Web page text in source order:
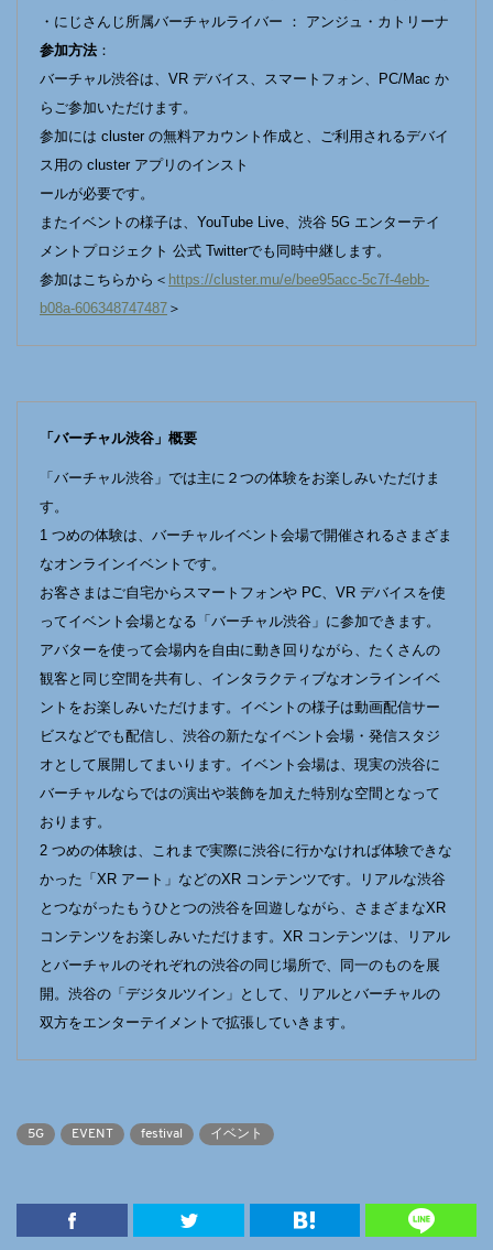
・にじさんじ所属バーチャルライバー ： アンジュ・カトリーナ
参加方法：
バーチャル渋谷は、VR デバイス、スマートフォン、PC/Mac か
らご参加いただけます。
参加には cluster の無料アカウント作成と、ご利用されるデバイ
ス用の cluster アプリのインスト
ールが必要です。
またイベントの様子は、YouTube Live、渋谷 5G エンターテイ
メントプロジェクト 公式 Twitterでも同時中継します。
参加はこちらから＜ https://cluster.mu/e/bee95acc-5c7f-4ebb-
b08a-606348747487 ＞
「バーチャル渋谷」概要
「バーチャル渋谷」では主に２つの体験をお楽しみいただけま
す。
1 つめの体験は、バーチャルイベント会場で開催されるさまざま
なオンラインイベントです。
お客さまはご自宅からスマートフォンや PC、VR デバイスを使
ってイベント会場となる「バーチャル渋谷」に参加できます。
アバターを使って会場内を自由に動き回りながら、たくさんの
観客と同じ空間を共有し、インタラクティブなオンラインイベ
ントをお楽しみいただけます。イベントの様子は動画配信サー
ビスなどでも配信し、渋谷の新たなイベント会場・発信スタジ
オとして展開してまいります。イベント会場は、現実の渋谷に
バーチャルならではの演出や装飾を加えた特別な空間となって
おります。
2 つめの体験は、これまで実際に渋谷に行かなければ体験できな
かった「XR アート」などのXR コンテンツです。リアルな渋谷
とつながったもうひとつの渋谷を回遊しながら、さまざまなXR
コンテンツをお楽しみいただけます。XR コンテンツは、リアル
とバーチャルのそれぞれの渋谷の同じ場所で、同一のものを展
開。渋谷の「デジタルツイン」として、リアルとバーチャルの
双方をエンターテイメントで拡張していきます。
5G EVENT festival イベント